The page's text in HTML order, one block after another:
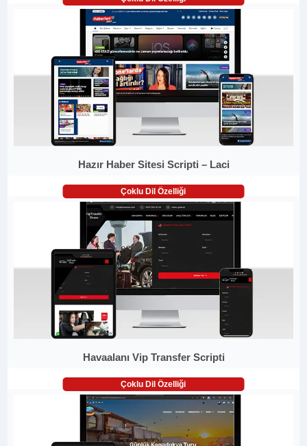
Hazır Haber Sitesi Scripti – Laci
Çoklu Dil Özelliği
Havaalanı Vip Transfer Scripti
Çoklu Dil Özelliği